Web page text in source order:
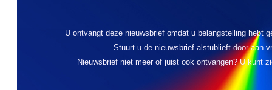
U ontvangt deze nieuwsbrief omdat u belangstelling hebt
Stuurt u de nieuwsbrief alstublieft door aan
Nieuwsbrief niet meer of juist ook ontvangen? U kunt